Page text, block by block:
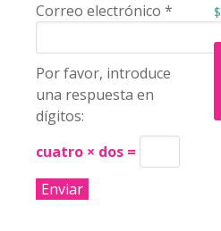
Correo electrónico *
Por favor, introduce
una respuesta en
dígitos:
cuatro × dos =
$